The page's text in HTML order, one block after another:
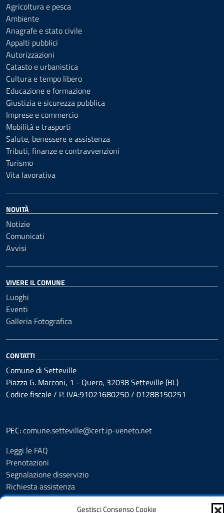
Gestisci Consenso Cookie
Agricoltura e pesca
Ambiente
Anagrafe e stato civile
Appalti pubblici
Autorizzazioni
Catasto e urbanistica
Cultura e tempo libero
Educazione e formazione
Giustizia e sicurezza pubblica
Imprese e commercio
Mobilità e trasporti
Salute, benessere e assistenza
Tributi, finanze e contravvenzioni
Turismo
Vita lavorativa
NOVITÀ
Notizie
Comunicati
Avvisi
VIVERE IL COMUNE
Luoghi
Eventi
Galleria Fotografica
CONTATTI
Comune di Setteville
Piazza G. Marconi, 1 - Quero, 32038 Setteville (BL)
Codice fiscale / P. IVA:91021680250 / 01288150251
PEC:comune.setteville@cert.ip-veneto.net
Leggi le FAQ
Prenotazioni
Segnalazione disservizio
Richiesta assistenza
Feedback
Amministrazione Trasparente